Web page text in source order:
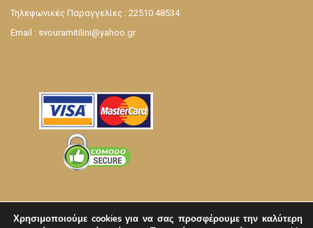
Τηλεφωνικές Παραγγελίες : 22510 48534
Email : svouramitilini@yahoo.gr
Χρησιμοποιούμε cookies για να σας προσφέρουμε την καλύτερη